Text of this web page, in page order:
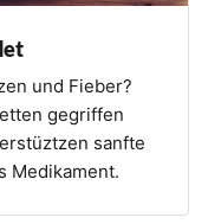
und Fieber?
gegriffen
sanfte
Medikament.